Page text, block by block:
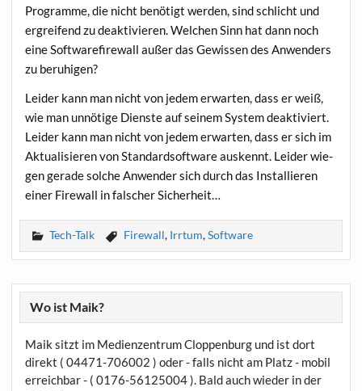
Pro­gram­me, die nicht benö­tigt wer­den, sind schlicht und
ergrei­fend zu deak­ti­vie­ren. Wel­chen Sinn hat dann noch
eine Soft­ware­fire­wall außer das Gewis­sen des Anwen­ders
zu beruhigen?
Lei­der kann man nicht von jedem erwar­ten, dass er weiß,
wie man unnö­ti­ge Diens­te auf sei­nem Sys­tem deak­ti­viert.
Lei­der kann man nicht von jedem erwar­ten, dass er sich im
Aktua­li­sie­ren von Stan­dard­soft­ware aus­kennt. Lei­der wie­
gen gera­de sol­che Anwen­der sich durch das Instal­lie­ren
einer Fire­wall in fal­scher Sicherheit…
Tech-Talk Firewall, Irrtum,Software
Wo ist Maik?
Maik sitzt im Medienzentrum Cloppenburg und ist dort
direkt ( 04471-706002 ) oder - falls nicht am Platz - mobil
erreichbar - ( 0176-56125004 ). Bald auch wieder in der